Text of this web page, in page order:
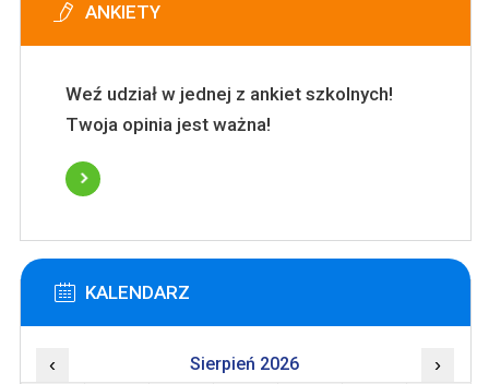
ANKIETY
Weź udział w jednej z ankiet szkolnych!
Twoja opinia jest ważna!
KALENDARZ
‹ Sierpień 2026 ›